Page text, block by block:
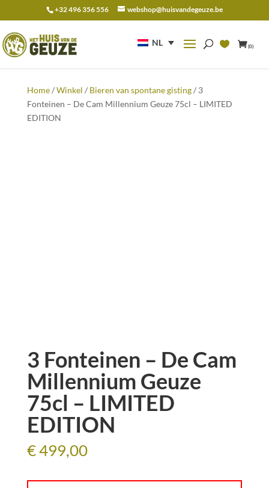
+32 496 356 556 webshop@huisvandegeuze.be
NL (0)
naar:
Home/Winkel / Bieren van spontane gisting/ 3
Fonteinen – De Cam Millennium Geuze 75cl – LIMITED
EDITION
3 Fonteinen – De Cam
Millennium Geuze
75cl – LIMITED
EDITION
€499,00